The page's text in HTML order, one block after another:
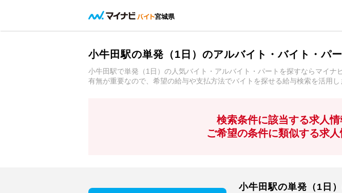
宮城県
小牛田駅の単発（1日）のアルバイト・バイト・パ
小牛田駅で単発（1日）の人気バイト・アルバイト・パートを探すならマイ
有無が重要なので、希望の給与や支払方法でバイトを探せる給与検索を活用し
検索条件に該当する求人情
ご希望の条件に類似する求
小牛田駅の単発（1日